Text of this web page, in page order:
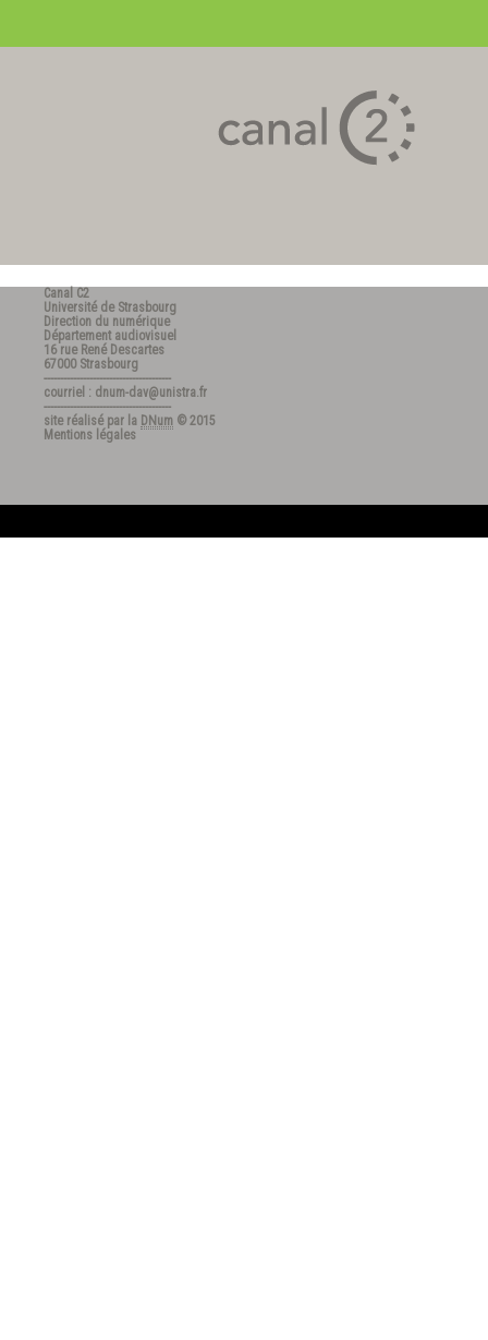
Canal C2
Université de Strasbourg
Direction du numérique
Département audiovisuel
16 rue René Descartes
67000 Strasbourg
---------------------------------------
courriel : dnum-dav@unistra.fr
---------------------------------------
site réalisé par la DNum © 2015
Mentions légales